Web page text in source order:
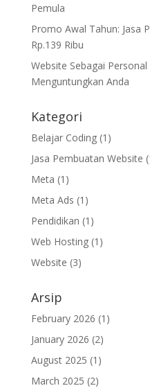
Pemula
Promo Awal Tahun: Jasa
Rp.139 Ribu
Website Sebagai
Menguntungkan Anda
Kategori
Belajar Coding(1)
Jasa Pembuatan Website
Meta (1)
Meta Ads (1)
Pendidikan (1)
Web Hosting(1)
Website (3)
Arsip
February 2026 (1)
January 2026 (2)
August 2025 (1)
March 2025 (2)